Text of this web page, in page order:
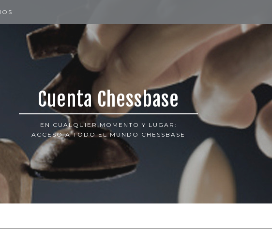
Cuenta Chessbase
EN CUALQUIER MOMENTO Y LUGAR:
ACCESO A TODO EL MUNDO CHESSBASE